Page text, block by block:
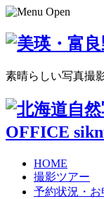
素晴らしい写真撮
HOME
撮影ツアー
予約状況・お